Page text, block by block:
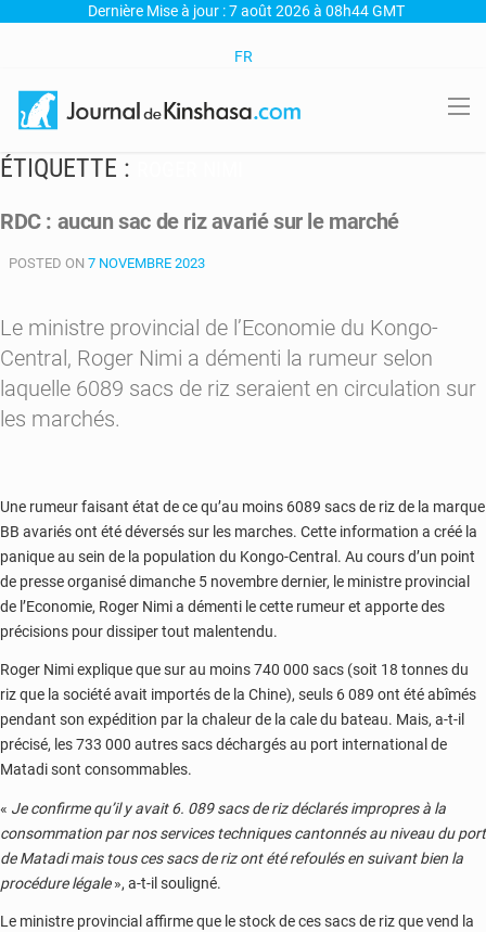
Dernière Mise à jour : 7 août 2026 à 08h44 GMT
FR
ÉTIQUETTE :
RDC : aucun sac de riz avarié sur le marché
POSTED ON 7 NOVEMBRE 2023
Le ministre provincial de l’Economie du Kongo-
Central, Roger Nimi a démenti la rumeur selon
laquelle 6089 sacs de riz seraient en circulation sur
les marchés.
Une rumeur faisant état de ce qu’au moins 6089 sacs de riz de la marque
BB avariés ont été déversés sur les marches. Cette information a créé la
panique au sein de la population du Kongo-Central. Au cours d’un point
de presse organisé dimanche 5 novembre dernier, le ministre provincial
de l’Economie, Roger Nimi a démenti le cette rumeur et apporte des
précisions pour dissiper tout malentendu.
Roger Nimi explique que sur au moins 740 000 sacs (soit 18 tonnes du
riz que la société avait importés de la Chine), seuls 6 089 ont été abîmés
pendant son expédition par la chaleur de la cale du bateau. Mais, a-t-il
précisé, les 733 000 autres sacs déchargés au port international de
Matadi sont consommables.
« Je confirme qu’il y avait 6. 089 sacs de riz déclarés impropres à la
consommation par nos services techniques cantonnés au niveau du port
de Matadi mais tous ces sacs de riz ont été refoulés en suivant bien la
procédure légale», a-t-il souligné.
Le ministre provincial affirme que le stock de ces sacs de riz que vend la